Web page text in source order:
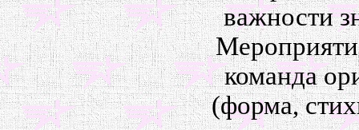
важности
команда
(форма,